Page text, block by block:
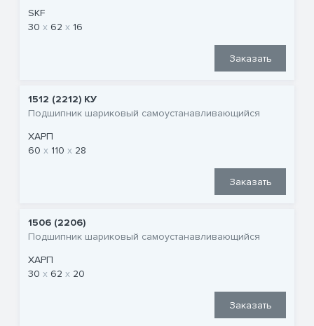
SKF
30
62 16
Заказать
1512 (2212) KУ
Подшипник шариковый самоустанавливающийся
ХАРП
60
110 28
Заказать
1506 (2206)
Подшипник шариковый самоустанавливающийся
ХАРП
30
62 20
Заказать